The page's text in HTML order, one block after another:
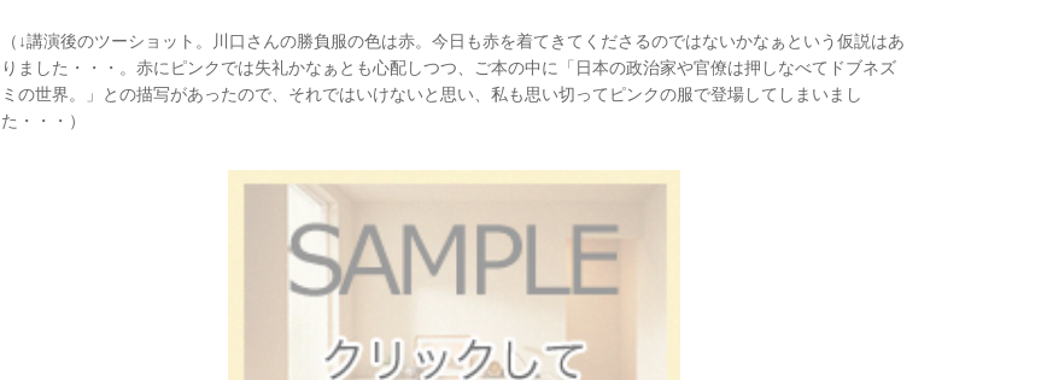
（↓講演後のツーショット。川口さんの勝負服の色は赤。今日も赤を着てきてくださるのではないかなぁという仮説はあ
りました・・・。赤にピンクでは失礼かなぁとも心配しつつ、ご本の中に「日本の政治家や官僚は押しなべてドブネズ
ミの世界。」との描写があったので、それではいけないと思い、私も思い切ってピンクの服で登場してしまいまし
た・・・）